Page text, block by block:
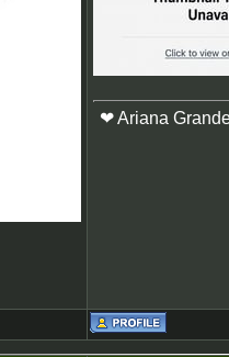
❤ Ariana